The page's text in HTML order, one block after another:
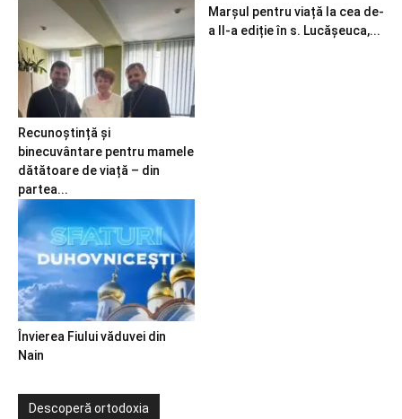
Recunoștință și
binecuvântare pentru mamele
dătătoare de viață – din
partea...
Marșul pentru viață la cea de-
a II-a ediție în s. Lucășeuca,...
Învierea Fiului văduvei din
Nain
Descoperă ortodoxia